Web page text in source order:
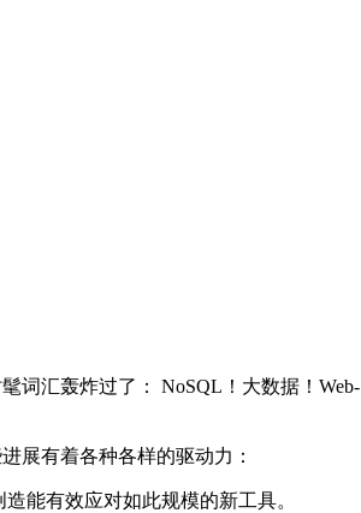
词汇轰炸过了： NoSQL！大数据！Web-
展有着各种各样的驱动力：
能有效应对如此规模的新工具。